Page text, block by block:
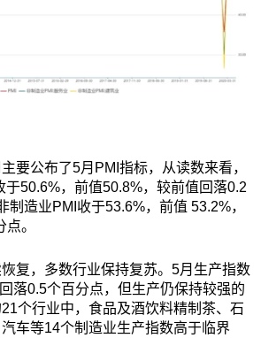
要公布了5月PMI指标，从读数来看，
于50.6%，前值50.8%，较前值回落0.2
制造业PMI收于53.6%，前值 53.2%，
。
复，多数行业保持复苏。5月生产指数
落0.5个百分点，但生产仍保持较强的
个行业中，食品及酒饮料精制茶、石
车等14个制造业生产指数高于临界